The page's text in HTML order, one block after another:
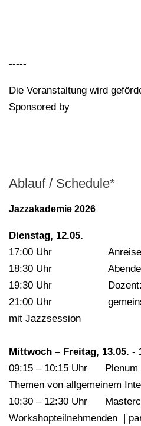
-----
Die Veranstaltung wird
Sponsored by
Ablauf / Schedule*
Jazzakademie 2026
Dienstag, 12.05.
17:00 Uhr Anreise der
18:30 Uhr
19:30 Uhr
21:00 Uhr
mit Jazzsession
Mittwoch – Freitag, 13.05. -
09:15 – 10:15 Uhr Plenum
Themen von allgemeinem
10:30 – 12:30 Uhr
Workshopteilnehmenden |